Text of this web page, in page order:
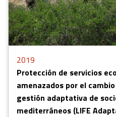
2019
Protección de servicios
amenazados por el
gestión adaptativa de
mediterráneos (LIFE